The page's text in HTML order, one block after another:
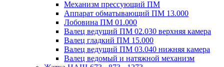
Механизм прессующий ПМ
Аппарат обматывающий ПМ 13.000
Лобовина ПМ 01.000
Валец ведущий ПМ 02.030 верхняя камера
Валец гладкий ПМ 15.000
Валец ведущий ПМ 03.040 нижняя камера
Валец ведомый и натяжной механизм